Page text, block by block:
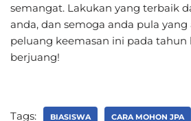
semangat. Lakukan yang terbaik
anda, dan semoga anda pula
peluang keemasan ini pada tahun
berjuang!
Tags: BIASISWA CARA MOHON JPA